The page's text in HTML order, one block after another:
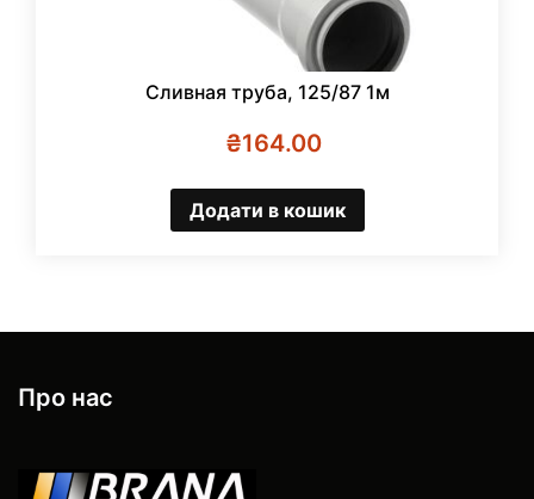
Сливная труба, 125/87 1м
₴164.00
Додати в кошик
Про нас